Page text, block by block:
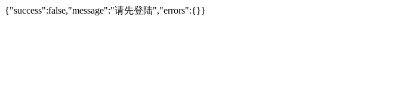
{"success":false,"message":"请先登陆","errors":{}}